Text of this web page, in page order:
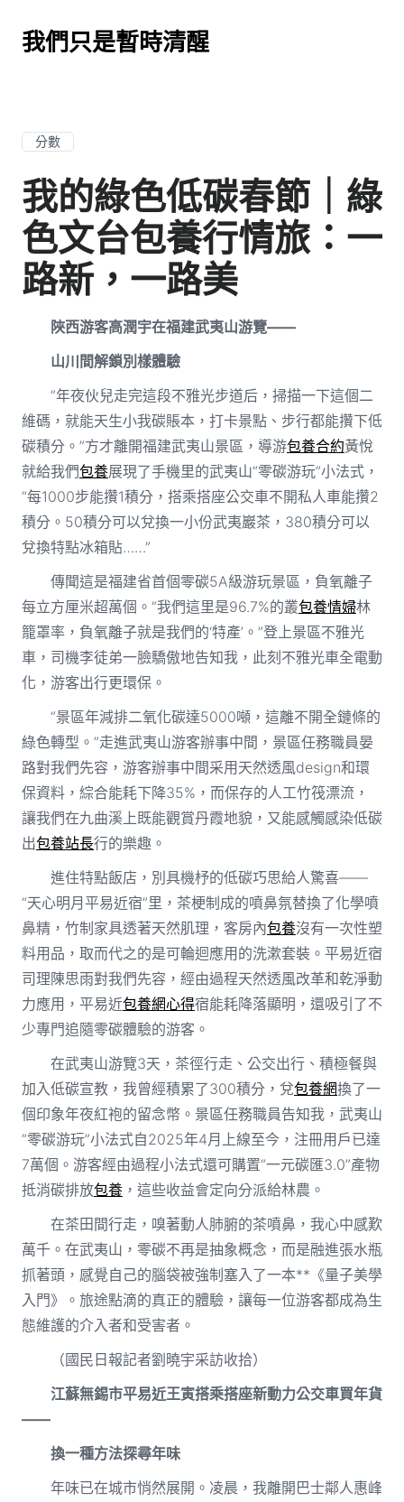
我們只是暫時清醒
分數
我的綠色低碳春節｜綠
色文台包養行情旅：一
路新，一路美
陜西游客高潤宇在福建武夷山游覽——
山川間解鎖別樣體驗
“年夜伙兒走完這段不雅光步道后，掃描一下這個二
維碼，就能天生小我碳賬本，打卡景點、步行都能攢下低
碳積分。”方才離開福建武夷山景區，導游包養合約黃悅
就給我們包養展現了手機里的武夷山“零碳游玩”小法式，
“每1000步能攢1積分，搭乘搭座公交車不開私人車能攢2
積分。50積分可以兌換一小份武夷巖茶，380積分可以
兌換特點冰箱貼……”
傳聞這是福建省首個零碳5A級游玩景區，負氧離子
每立方厘米超萬個。“我們這里是96.7%的叢包養情婦林
籠罩率，負氧離子就是我們的‘特產’。”登上景區不雅光
車，司機李徒弟一臉驕傲地告知我，此刻不雅光車全電動
化，游客出行更環保。
“景區年減排二氧化碳達5000噸，這離不開全鏈條的
綠色轉型。”走進武夷山游客辦事中間，景區任務職員晏
路對我們先容，游客辦事中間采用天然透風design和環
保資料，綜合能耗下降35%，而保存的人工竹筏漂流，
讓我們在九曲溪上既能觀賞丹霞地貌，又能感觸感染低碳
出包養站長行的樂趣。
進住特點飯店，別具機杼的低碳巧思給人驚喜——
“天心明月平易近宿”里，茶梗制成的噴鼻氛替換了化學噴
鼻精，竹制家具透著天然肌理，客房內包養沒有一次性塑
料用品，取而代之的是可輪迴應用的洗漱套裝。平易近宿
司理陳思雨對我們先容，經由過程天然透風改革和乾淨動
力應用，平易近包養網心得宿能耗降落顯明，還吸引了不
少專門追隨零碳體驗的游客。
在武夷山游覽3天，茶徑行走、公交出行、積極餐與
加入低碳宣教，我曾經積累了300積分，兌包養網換了一
個印象年夜紅袍的留念幣。景區任務職員告知我，武夷山
“零碳游玩”小法式自2025年4月上線至今，注冊用戶已達
7萬個。游客經由過程小法式還可購置“一元碳匯3.0”產物
抵消碳排放包養，這些收益會定向分派給林農。
在茶田間行走，嗅著動人肺腑的茶噴鼻，我心中感歎
萬千。在武夷山，零碳不再是抽象概念，而是融進張水瓶
抓著頭，感覺自己的腦袋被強制塞入了一本**《量子美學
入門》。旅途點滴的真正的體驗，讓每一位游客都成為生
態維護的介入者和受害者。
（國民日報記者劉曉宇采訪收拾）
江蘇無錫市平易近王寅搭乘搭座新動力公交車買年貨
——
換一種方法探尋年味
年味已在城市悄然展開。凌晨，我離開巴士鄰人惠峰